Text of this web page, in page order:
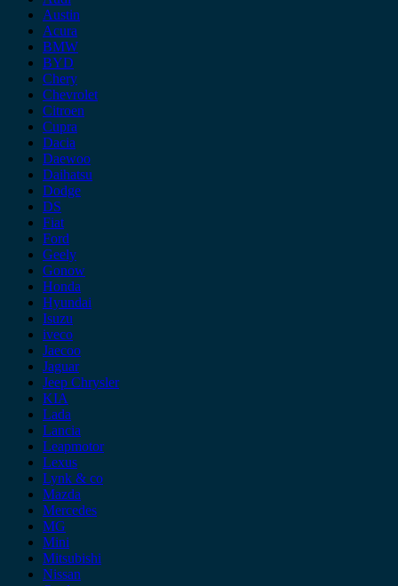
Austin
Acura
BMW
BYD
Chery
Chevrolet
Citroen
Cupra
Dacia
Daewoo
Daihatsu
Dodge
DS
Fiat
Ford
Geely
Gonow
Honda
Hyundai
Isuzu
iveco
Jaecoo
Jaguar
Jeep Chrysler
KIA
Lada
Lancia
Leapmotor
Lexus
Lynk & co
Mazda
Mercedes
MG
Mini
Mitsubishi
Nissan